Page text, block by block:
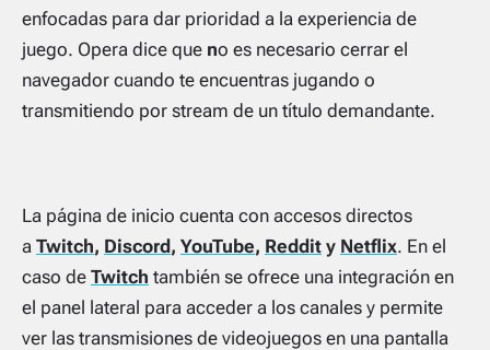
enfocadas para dar prioridad a la experiencia de
juego. Opera dice que no es necesario cerrar el
navegador cuando te encuentras jugando o
transmitiendo por stream de un título demandante.
La página de inicio cuenta con accesos directos
a Twitch, Discord, YouTube, Reddit y Netflix. En el
caso de Twitch también se ofrece una integración en
el panel lateral para acceder a los canales y permite
ver las transmisiones de videojuegos en una pantalla